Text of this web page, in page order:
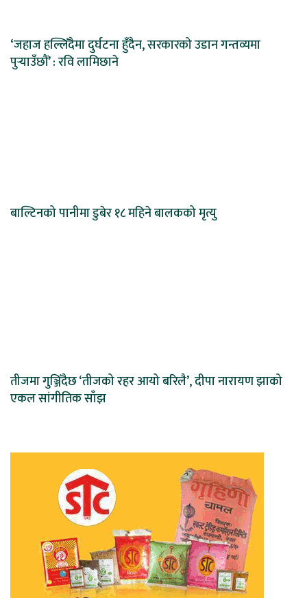
‘जहाज हल्लिँदैमा दुर्घटना हुँदैन, सरकारको उडान गन्तव्यमा
पुर्‍याउँछौं’ : रवि लामिछाने
बाल्टिनको पानीमा डुबेर १८ महिने बालकको मृत्यु
तीजमा गुञ्जिँदैछ ‘तीजको रहर आयो बरिलै’, दीपा नारायण झाको
एकल सांगीतिक साँझ